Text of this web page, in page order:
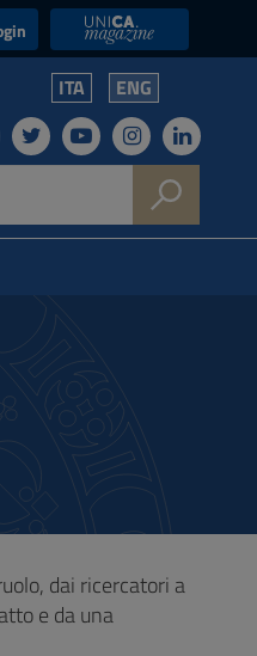
UniCA News
ITA ENG
dai ricercatori a
e da una